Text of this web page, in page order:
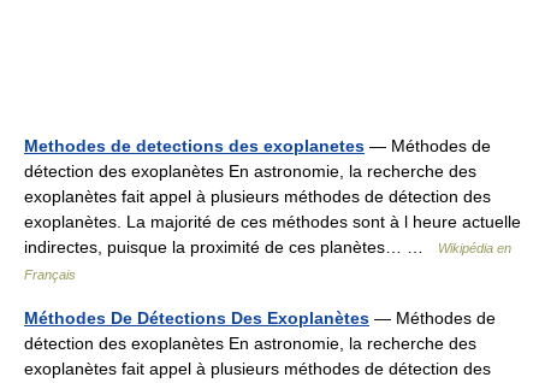
Methodes de detections des exoplanetes — Méthodes de
détection des exoplanètes En astronomie, la recherche des
exoplanètes fait appel à plusieurs méthodes de détection des
exoplanètes. La majorité de ces méthodes sont à l heure actuelle
indirectes, puisque la proximité de ces planètes… …
Wikipédia en
Français
Méthodes De Détections Des Exoplanètes — Méthodes de
détection des exoplanètes En astronomie, la recherche des
exoplanètes fait appel à plusieurs méthodes de détection des